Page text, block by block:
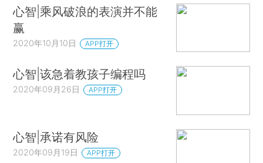
心智|乘风破浪的表演并不能
赢
2020年10月10日 APP打开
心智|该急着教孩子编程吗
2020年09月26日 APP打开
心智|承诺有风险
2020年09月19日 APP打开